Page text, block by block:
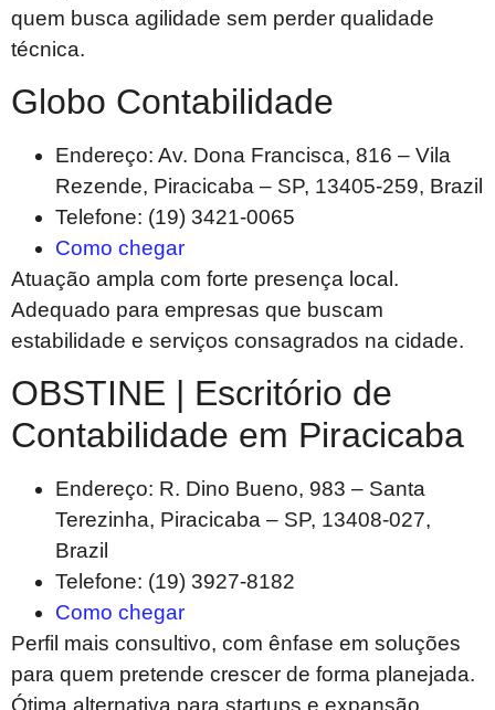
quem busca agilidade sem perder qualidade
técnica.
Globo Contabilidade
Endereço: Av. Dona Francisca, 816 – Vila
Rezende, Piracicaba – SP, 13405-259, Brazil
Telefone: (19) 3421-0065
Como chegar
Atuação ampla com forte presença local.
Adequado para empresas que buscam
estabilidade e serviços consagrados na cidade.
OBSTINE | Escritório de
Contabilidade em Piracicaba
Endereço: R. Dino Bueno, 983 – Santa
Terezinha, Piracicaba – SP, 13408-027,
Brazil
Telefone: (19) 3927-8182
Como chegar
Perfil mais consultivo, com ênfase em soluções
para quem pretende crescer de forma planejada.